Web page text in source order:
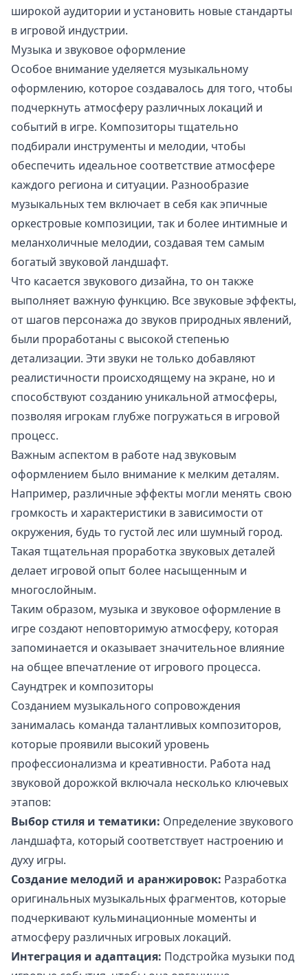
широкой аудитории и установить новые стандарты
в игровой индустрии.
Музыка и звуковое оформление
Особое внимание уделяется музыкальному
оформлению, которое создавалось для того, чтобы
подчеркнуть атмосферу различных локаций и
событий в игре. Композиторы тщательно
подбирали инструменты и мелодии, чтобы
обеспечить идеальное соответствие атмосфере
каждого региона и ситуации. Разнообразие
музыкальных тем включает в себя как эпичные
оркестровые композиции, так и более интимные и
меланхоличные мелодии, создавая тем самым
богатый звуковой ландшафт.
Что касается звукового дизайна, то он также
выполняет важную функцию. Все звуковые эффекты,
от шагов персонажа до звуков природных явлений,
были проработаны с высокой степенью
детализации. Эти звуки не только добавляют
реалистичности происходящему на экране, но и
способствуют созданию уникальной атмосферы,
позволяя игрокам глубже погружаться в игровой
процесс.
Важным аспектом в работе над звуковым
оформлением было внимание к мелким деталям.
Например, различные эффекты могли менять свою
громкость и характеристики в зависимости от
окружения, будь то густой лес или шумный город.
Такая тщательная проработка звуковых деталей
делает игровой опыт более насыщенным и
многослойным.
Таким образом, музыка и звуковое оформление в
игре создают неповторимую атмосферу, которая
запоминается и оказывает значительное влияние
на общее впечатление от игрового процесса.
Саундтрек и композиторы
Созданием музыкального сопровождения
занималась команда талантливых композиторов,
которые проявили высокий уровень
профессионализма и креативности. Работа над
звуковой дорожкой включала несколько ключевых
этапов:
Выбор стиля и тематики: Определение звукового
ландшафта, который соответствует настроению и
духу игры.
Создание мелодий и аранжировок: Разработка
оригинальных музыкальных фрагментов, которые
подчеркивают кульминационные моменты и
атмосферу различных игровых локаций.
Интеграция и адаптация: Подстройка музыки под